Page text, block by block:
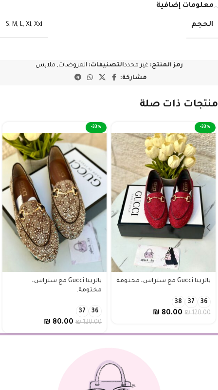
معلومات إضافية
الحجم S, M, L, Xl, Xxl
رمز المنتج:غير محددالتصنيفات: العروضات, ملابس
مشاركة:
منتجات ذات صلة
-33%
بالرينا Gucci مع ستراس، مختومة
36
37
38
₪120.00
₪ 80.00
-33%
بالرينا Gucci مع ستراس،
مختومة.
36
37
₪120.00
₪ 80.00